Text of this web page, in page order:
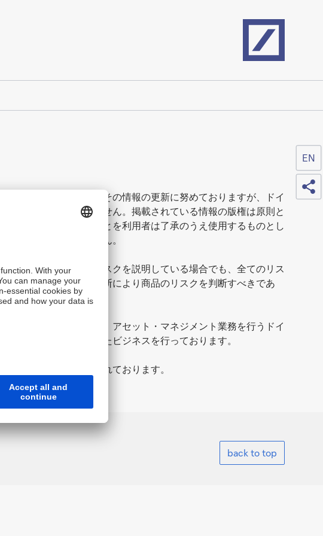
報に基づいており、その情報の更新に努めておりますが、ドイ
る責任を一切負いません。掲載されている情報の版権は原則と
更することがあることを利用者は了承のうえ使用するものとし
切の責任を負いません。
いて金融商品等のリスクを説明している場合でも、全てのリス
利用者はご自身の判断により商品のリスクを判断すべきであ
券株式会社、および、アセット・マネジメント業務を行うドイ
遵守に最大限配慮したビジネスを行っております。
社広報部により行われております。
back to top
EN